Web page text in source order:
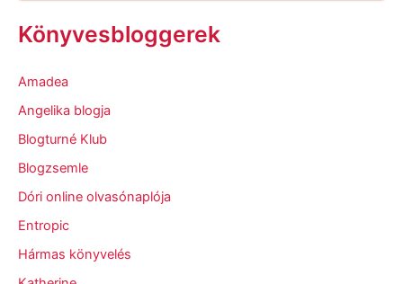
Könyvesbloggerek
Amadea
Angelika blogja
Blogturné Klub
Blogzsemle
Dóri online olvasónaplója
Entropic
Hármas könyvelés